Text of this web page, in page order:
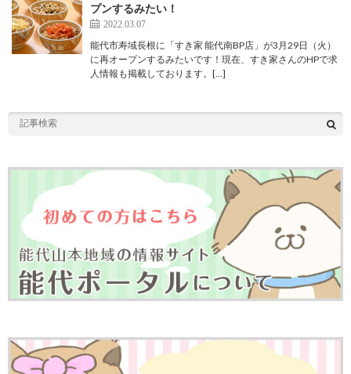
プンするみたい！
2022.03.07
能代市寿域長根に「すき家 能代南BP店」が3月29日（火）
に再オープンするみたいです！現在、すき家さんのHPで求
人情報も掲載しております。[…]